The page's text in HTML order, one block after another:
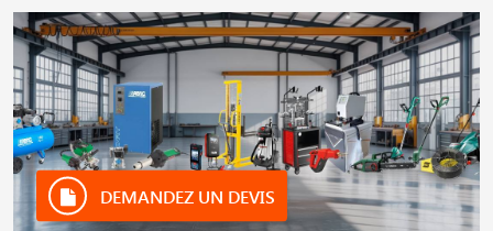
DEMANDEZ UN DEVIS